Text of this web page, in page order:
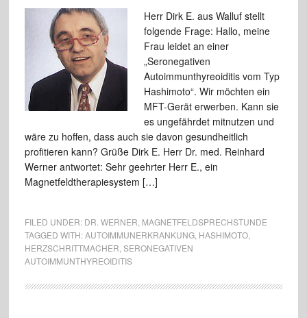
Herr Dirk E. aus Walluf stellt
folgende Frage: Hallo, meine
Frau leidet an einer
„Seronegativen
Autoimmunthyreoiditis vom Typ
Hashimoto“. Wir möchten ein
MFT-Gerät erwerben. Kann sie
es ungefährdet mitnutzen und
wäre zu hoffen, dass auch sie davon gesundheitlich
profitieren kann? Grüße Dirk E. Herr Dr. med. Reinhard
Werner antwortet: Sehr geehrter Herr E., ein
Magnetfeldtherapiesystem […]
FILED UNDER: DR. WERNER MAGNETFELDSPRECHSTUNDE
TAGGED WITH:AUTOIMMUNERKRANKUNG, HASHIMOTO,
HERZSCHRITTMACHER SERONEGATIVEN
AUTOIMMUNTHYREOIDITIS